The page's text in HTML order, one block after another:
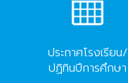
ประกาศโรงเรียน/
ปฏิทินปีการศึกษา